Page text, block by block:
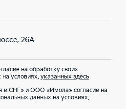
26А
на обработку своих
условиях, указанных здесь
СНГ» и ООО «Имола» согласие на
данных на условиях,